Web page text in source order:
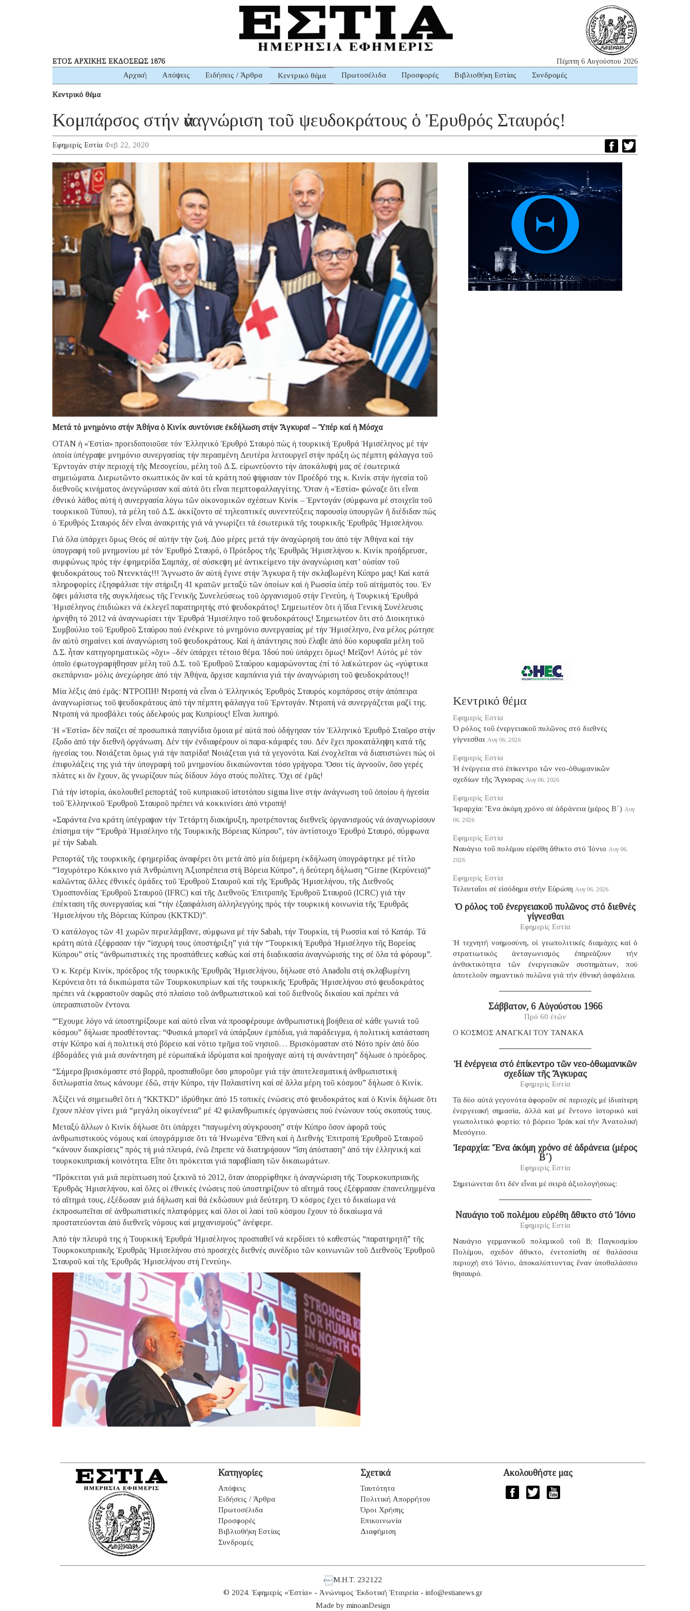
ΕΤΟΣ ΑΡΧΙΚΗΣ ΕΚΔΟΣΕΩΣ 1876 Πέμπτη 6 Αυγούστου 2026
Αρχική Απόψεις Ειδήσεις / Άρθρα Κεντρικό θέμα Πρωτοσέλιδα Προσφορές Βιβλιοθήκη Εστίας Συνδρομές
Κεντρικό θέμα
Κομπάρσος στήν ἀναγνώριση τοῦ ψευδοκράτους ὁ Ἐρυθρός Σταυρός!
Εφημερίς Εστία Φεβ 22, 2020
Μετά τό μνημόνιο στήν Ἀθήνα ὁ Κινίκ συντόνισε ἐκδήλωση στήν Ἄγκυρα! – Ὑπέρ καί ἡ Μόσχα
ΟΤΑΝ ἡ «Ἑστία» προειδοποιοῦσε τόν Ἑλληνικό Ἐρυθρό Σταυρό πώς ἡ τουρκική Ἐρυθρά Ἡμισέληνος μέ τήν
ὁποία ὑπέγραψε μνημόνιο συνεργασίας τήν περασμένη Δευτέρα λειτουργεῖ στήν πράξη ὡς πέμπτη φάλαγγα τοῦ
Ἐρντογάν στήν περιοχή τῆς Μεσογείου, μέλη τοῦ Δ.Σ. εἰρωνεύοντο τήν ἀποκάλυψή μας σέ ἐσωτερικά
σημειώματα. Διερωτῶντο σκωπτικός ἄν καί τά κράτη πού ψήφισαν τόν Προέδρό της κ. Κινίκ στήν ἡγεσία τοῦ
διεθνοῦς κινήματος ἀνεγνώρισαν καί αὐτά ὅτι εἶναι πεμπτοφαλλαγγίτης. Ὅταν ἡ «Ἑστία» φώναζε ὅτι εἶναι
ἐθνικό λάθος αὐτή ἡ συνεργασία λόγω τῶν οἰκονομικῶν σχέσεων Κινίκ – Ἐρντογάν (σύμφωνα μέ στοιχεῖα τοῦ
τουρκικοῦ Τύπου), τά μέλη τοῦ Δ.Σ. ἀκκίζοντο σέ τηλεοπτικές συνεντεύξεις παρουσίᾳ ὑπουργῶν ἤ διέδιδαν πώς
ὁ Ἐρυθρός Σταυρός δέν εἶναι ἀνακριτής γιά νά γνωρίζει τά ἐσωτερικά τῆς τουρκικῆς Ἐρυθρᾶς Ἡμισελήνου.
Γιά ὅλα ὑπάρχει ὅμως Θεός σέ αὐτήν τήν ζωή. Δύο μέρες μετά τήν ἀναχώρησή του ἀπό τήν Ἀθήνα καί τήν
ὑπογραφή τοῦ μνημονίου μέ τόν Ἐρυθρό Σταυρό, ὁ Πρόεδρος τῆς Ἐρυθρᾶς Ἡμισελήνου κ. Κινίκ προήδρευσε,
συμφώνως πρός τήν ἐφημερίδα Σαμπάχ, σέ σύσκεψη μέ ἀντικείμενο τήν ἀναγνώριση κατ’ οὐσίαν τοῦ
ψευδοκράτους τοῦ Ντενκτάς!!! Ἄγνωστο ἄν αὐτή ἔγινε στήν Ἄγκυρα ἤ τήν σκλαβωμένη Κύπρο μας! Καί κατά
πληροφορίες ἐξησφάλισε τήν στήριξη 41 κρατῶν μεταξύ τῶν ὁποίων καί ἡ Ρωσσία ὑπέρ τοῦ αἰτήματός του. Ἐν
ὄψει μάλιστα τῆς συγκλήσεως τῆς Γενικῆς Συνελεύσεως τοῦ ὀργανισμοῦ στήν Γενεύη, ἡ Τουρκική Ἐρυθρά
Ἡμισέληνος ἐπιδιώκει νά ἐκλεγεῖ παρατηρητής στό ψευδοκράτος! Σημειωτέον ὅτι ἡ ἴδια Γενική Συνέλευσις
ἠρνήθη τό 2012 νά ἀναγνωρίσει τήν Ἐρυθρά Ἡμισέληνο τοῦ ψευδοκράτους! Σημειωτέον ὅτι στό Διοικητικό
Συμβούλιο τοῦ Ἐρυθροῦ Σταύρου πού ἐνέκρινε τό μνημόνιο συνεργασίας μέ τήν Ἡμισέληνο, ἕνα μέλος ρώτησε
ἄν αὐτό σημαίνει καί ἀναγνώριση τοῦ ψευδοκράτους. Καί ἡ ἀπάντησις πού ἔλαβε ἀπό δύο κορυφαῖα μέλη τοῦ
Δ.Σ. ἦταν κατηγορηματικῶς «ὄχι» –δέν ὑπάρχει τέτοιο θέμα. Ἰδού πού ὑπάρχει ὅμως! Μεῖζον! Αὐτός μέ τόν
ὁποῖο ἐφωτογραφήθησαν μέλη τοῦ Δ.Σ. τοῦ Ἐρυθροῦ Σταύρου καμαρώνοντας ἐπί τό λαϊκώτερον ὡς «γύφτικα
σκεπάρνια» μόλις ἀνεχώρησε ἀπό τήν Ἀθήνα, ἄρχισε καμπάνια γιά τήν ἀναγνώριση τοῦ ψευδοκράτους!!
Μία λέξις ἀπό ἐμᾶς: ΝΤΡΟΠΗ! Ντροπή νά εἶναι ὁ Ἑλληνικός Ἐρυθρός Σταυρός κομπάρσος στήν ἀπόπειρα
ἀναγνωρίσεως τοῦ ψευδοκράτους ἀπό τήν πέμπτη φάλαγγα τοῦ Ἐρντογάν. Ντροπή νά συνεργάζεται μαζί της.
Ντροπή νά προσβάλει τούς ἀδελφούς μας Κυπρίους! Εἶναι λυπηρό.
Ἡ «Ἑστία» δέν παίζει σέ προσωπικά παιγνίδια ὅμοια μέ αὐτά πού ὁδήγησαν τόν Ἑλληνικό Ἐρυθρό Σταῦρο στήν
ἔξοδο ἀπό τήν διεθνῆ ὀργάνωση. Δέν τήν ἐνδιαφέρουν οἱ παρα-κάμαρές του. Δέν ἔχει προκατάληψη κατά τῆς
ἡγεσίας του. Νοιάζεται ὅμως γιά τήν πατρίδα! Νοιάζεται γιά τά γεγονότα. Καί ἐνοχλεῖται νά διαπιστώνει πώς οἱ
ἐπιφυλάξεις της γιά τήν ὑπογραφή τοῦ μνημονίου δικαιώνονται τόσο γρήγορα. Ὅσοι τίς ἀγνοοῦν, ὅσο γερές
πλάτες κι ἄν ἔχουν, ἄς γνωρίζουν πώς δίδουν λόγο στούς πολῖτες. Ὄχι σέ ἐμᾶς!
Γιά τήν ἱστορία, ἀκολουθεῖ ρεπορτάζ τοῦ κυπριακοῦ ἱστοτόπου sigma live στήν ἀνάγνωση τοῦ ὁποίου ἡ ἡγεσία
τοῦ Ἑλληνικοῦ Ἐρυθροῦ Σταυροῦ πρέπει νά κοκκινίσει ἀπό ντροπή!
«Σαράντα ἕνα κράτη ὑπέγραψαν τήν Τετάρτη διακήρυξη, προτρέποντας διεθνεῖς ὀργανισμούς νά ἀναγνωρίσουν
ἐπίσημα τήν “Ἐρυθρά Ἡμισέληνο τῆς Τουρκικῆς Βόρειας Κύπρου”, τόν ἀντίστοιχο Ἐρυθρό Σταυρό, σύμφωνα
μέ τήν Sabah.
Ρεπορτάζ τῆς τουρκικῆς ἐφημερίδας ἀναφέρει ὅτι μετά ἀπό μία διήμερη ἐκδήλωση ὑπογράφτηκε μέ τίτλο
“Ἰσχυρότερο Κόκκινο γιά Ἀνθρώπινη Ἀξιοπρέπεια στή Βόρεια Κύπρο”, ἡ δεύτερη δήλωση “Girne (Κερύνεια)”
καλῶντας ἄλλες ἐθνικές ὁμάδες τοῦ Ἐρυθροῦ Σταυροῦ καί τῆς Ἐρυθρᾶς Ἡμισελήνου, τῆς Διεθνοῦς
Ὁμοσπονδίας Ἐρυθροῦ Σταυροῦ (IFRC) καί τῆς Διεθνοῦς Ἐπιτροπῆς Ἐρυθροῦ Σταυροῦ (ICRC) γιά τήν
ἐπέκταση τῆς συνεργασίας καί “τήν ἐξασφάλιση ἀλληλεγγύης πρός τήν τουρκική κοινωνία τῆς Ἐρυθρᾶς
Ἡμισελήνου τῆς Βόρειας Κύπρου (KKTKD)”.
Ὁ κατάλογος τῶν 41 χωρῶν περιελάμβανε, σύμφωνα μέ τήν Sabah, τήν Τουρκία, τή Ρωσσία καί τό Κατάρ. Τά
κράτη αὐτά ἐξέφρασαν τήν “ἰσχυρή τους ὑποστήριξη” γιά τήν “Τουρκική Ἐρυθρά Ἡμισέληνο τῆς Βορείας
Κύπρου” στίς “ἀνθρωπιστικές της προσπάθειες καθώς καί στή διαδικασία ἀναγνώρισής της σέ ὅλα τά φόρουμ”.
Ὁ κ. Κερέμ Κινίκ, πρόεδρος τῆς τουρκικῆς Ἐρυθρᾶς Ἡμισελήνου, δήλωσε στό Anadolu στή σκλαβωμένη
Κερύνεια ὅτι τά δικαιώματα τῶν Τουρκοκυπρίων καί τῆς τουρκικῆς Ἐρυθρᾶς Ἡμισελήνου στό ψευδοκράτος
πρέπει νά ἐκφραστοῦν σαφῶς στό πλαίσιο τοῦ ἀνθρωπιστικοῦ καί τοῦ διεθνοῦς δικαίου καί πρέπει νά
ὑπερασπιστοῦν ἔντονα.
“Ἔχουμε λόγο νά ὑποστηρίξουμε καί αὐτό εἶναι νά προσφέρουμε ἀνθρωπιστική βοήθεια σέ κάθε γωνιά τοῦ
κόσμου” δήλωσε προσθέτοντας: “Φυσικά μπορεῖ νά ὑπάρξουν ἐμπόδια, γιά παράδειγμα, ἡ πολιτική κατάσταση
στήν Κύπρο καί ἡ πολιτική στό βόρειο καί νότιο τμῆμα τοῦ νησιοῦ… Βρισκόμασταν στό Νότο πρίν ἀπό δύο
ἑβδομάδες γιά μιά συνάντηση μέ εὐρωπαϊκά ἱδρύματα καί προήγαγε αὐτή τή συνάντηση” δήλωσε ὁ πρόεδρος.
“Σήμερα βρισκόμαστε στό βορρᾶ, προσπαθοῦμε ὅσο μποροῦμε γιά τήν ἀποτελεσματική ἀνθρωπιστική
διπλωματία ὅπως κάνουμε ἐδῶ, στήν Κύπρο, τήν Παλαιστίνη καί σέ ἄλλα μέρη τοῦ κόσμου” δήλωσε ὁ Κινίκ.
Ἀξίζει νά σημειωθεῖ ὅτι ἡ “KKTKD” ἱδρύθηκε ἀπό 15 τοπικές ἑνώσεις στό ψευδοκράτος καί ὁ Κινίκ δήλωσε ὅτι
ἔχουν πλέον γίνει μιά “μεγάλη οἰκογένεια” μέ 42 φιλανθρωπικές ὀργανώσεις πού ἑνώνουν τούς σκοπούς τους.
Μεταξύ ἄλλων ὁ Κινίκ δήλωσε ὅτι ὑπάρχει “παγωμένη σύγκρουση” στήν Κύπρο ὅσον ἀφορᾶ τούς
ἀνθρωπιστικούς νόμους καί ὑπογράμμισε ὅτι τά Ἡνωμένα Ἔθνη καί ἡ Διεθνής Ἐπιτροπή Ἐρυθροῦ Σταυροῦ
“κάνουν διακρίσεις” πρός τή μιά πλευρά, ἐνῶ ἔπρεπε νά διατηρήσουν “ἴση ἀπόσταση” ἀπό τήν ἑλληνική καί
τουρκοκυπριακή κοινότητα. Εἶπε ὅτι πρόκειται γιά παραβίαση τῶν δικαιωμάτων.
“Πρόκειται γιά μιά περίπτωση πού ξεκινᾶ τό 2012, ὅταν ἀπορρίφθηκε ἡ ἀναγνώριση τῆς Τουρκοκυπριακῆς
Ἐρυθρᾶς Ἡμισελήνου, καί ὅλες οἱ ἐθνικές ἑνώσεις πού ὑποστηρίζουν τό αἴτημά τους ἐξέφρασαν ἐπανειλημμένα
τό αἴτημά τους, ἐξέδωσαν μιά δήλωση καί θά ἐκδώσουν μιά δεύτερη. Ὁ κόσμος ἔχει τό δικαίωμα νά
ἐκπροσωπεῖται σέ ἀνθρωπιστικές πλατφόρμες καί ὅλοι οἱ λαοί τοῦ κόσμου ἔχουν τό δικαίωμα νά
προστατεύονται ἀπό διεθνεῖς νόμους καί μηχανισμούς” ἀνέφερε.
Ἀπό τήν πλευρά της ἡ Τουρκική Ἐρυθρά Ἡμισέληνος προσπαθεῖ νά κερδίσει τό καθεστώς “παρατηρητῆ” τῆς
Τουρκοκυπριακῆς Ἐρυθρᾶς Ἡμισελήνου στό προσεχές διεθνές συνέδριο τῶν κοινωνιῶν τοῦ Διεθνοῦς Ἐρυθροῦ
Σταυροῦ καί τῆς Ἐρυθρᾶς Ἡμισελήνου στή Γενεύη».
Κεντρικό θέμα
Εφημερίς Εστία
Ὁ ρόλος τοῦ ἐνεργειακοῦ πυλῶνος στό διεθνές
γίγνεσθαι Αυγ 06, 2026
Εφημερίς Εστία
Ἡ ἐνέργεια στό ἐπίκεντρο τῶν νεο-ὀθωμανικῶν
σχεδίων τῆς Ἄγκυρας Αυγ 06, 2026
Εφημερίς Εστία
Ἱεραρχία: Ἕνα ἀκόμη χρόνο σέ ἀδράνεια (μέρος B΄) Αυγ
06, 2026
Εφημερίς Εστία
Ναυάγιο τοῦ πολέμου εὑρέθη ἄθικτο στό Ἰόνιο Αυγ 06,
2026
Εφημερίς Εστία
Τελευταῖοι σέ εἰσόδημα στήν Εὐρώπη Αυγ 06, 2026
Ὁ ρόλος τοῦ ἐνεργειακοῦ πυλῶνος στό διεθνές
γίγνεσθαι
Εφημερίς Εστία
Ἡ τεχνητή νοημοσύνη, οἱ γεωπολιτικές διαμάχες καί ὁ
στρατιωτικός ἀνταγωνισμός ἐπηρεάζουν τήν
ἀνθεκτικότητα τῶν ἐνεργειακῶν συστημάτων, πού
ἀποτελοῦν σημαντικό πυλῶνα γιά τήν ἐθνική ἀσφάλεια.
Σάββατον, 6 Αὐγούστου 1966
Πρό 60 ἐτῶν
Ο ΚΟΣΜΟΣ ΑΝΑΓΚΑΙ ΤΟΥ ΤΑΝΑΚΑ
Ἡ ἐνέργεια στό ἐπίκεντρο τῶν νεο-ὀθωμανικῶν
σχεδίων τῆς Ἄγκυρας
Εφημερίς Εστία
Τά δύο αὐτά γεγονότα ἀφοροῦν σέ περιοχές μέ ἰδιαίτερη
ἐνεργειακή σημασία, ἀλλά καί μέ ἔντονο ἱστορικό καί
γεωπολιτικό φορτίο: τό βόρειο Ἰράκ καί τήν Ἀνατολική
Μεσόγειο.
Ἱεραρχία: Ἕνα ἀκόμη χρόνο σέ ἀδράνεια (μέρος
B΄)
Εφημερίς Εστία
Σημειώνεται ὅτι δέν εἶναι μέ σειρά ἀξιολογήσεως:
Ναυάγιο τοῦ πολέμου εὑρέθη ἄθικτο στό Ἰόνιο
Εφημερίς Εστία
Ναυάγιο γερμανικοῦ πολεμικοῦ τοῦ B; Παγκοσμίου
Πολέμου, σχεδόν ἄθικτο, ἐνετοπίσθη σέ θαλάσσια
περιοχή στό Ἰόνιο, ἀποκαλύπτοντας ἕναν ὑποθαλάσσιο
θησαυρό.
Κατηγορίες
Απόψεις
Ειδήσεις / Άρθρα
Πρωτοσέλιδα
Προσφορές
Βιβλιοθήκη Εστίας
Συνδρομές
Σχετικά
Ταυτότητα
Πολιτική Απορρήτου
Όροι Χρήσης
Επικοινωνία
Διαφήμιση
Ακολουθήστε μας
Μ.Η.Τ. 232122
© 2024. Ἐφημερίς «Ἑστία» - Ἀνώνυμος Ἐκδοτική Ἑταιρεία - info@estianews.gr
Made by minoanDesign